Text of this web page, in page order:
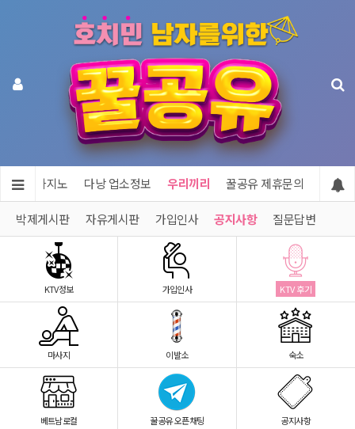
어 & 카지노 다낭 업소정보 우리끼리 꿀공유 제휴문의
박제게시판 자유게시판 가입인사 공지사항 질문답변
KTV정보 가입인사 KTV 후기
마사지 이발소 숙소
베트남로컬 꿀공유 오픈채팅 공지사항